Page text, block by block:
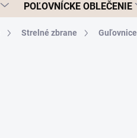
POĽOVNÍCKE OBLEČENIE
Strelné zbrane Guľovnice